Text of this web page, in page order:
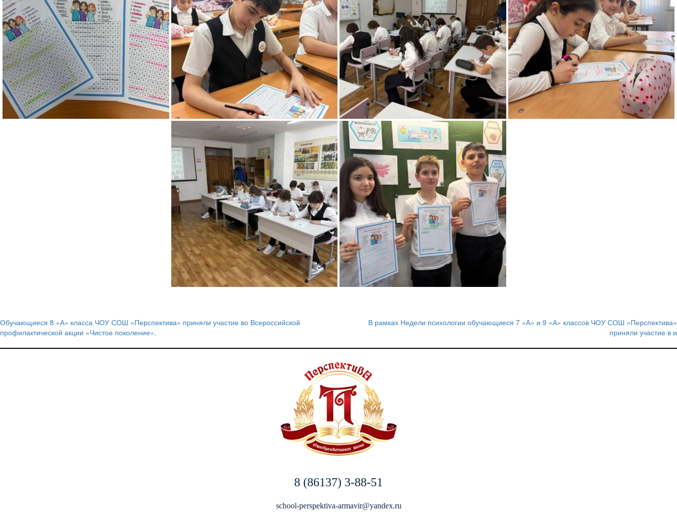
Навигация
по
Обучающиеся 8 «А» класса ЧОУ СОШ «Перспектива» приняли участие во Всероссийской
профилактической акции «Чистое поколение».
В рамках Недели психологии обучающиеся 7 «А» и 9 «А» классов ЧОУ СОШ «Перспектива»
приняли участие в и
8 (86137) 3-88-51
school-perspektiva-armavir@yandex.ru